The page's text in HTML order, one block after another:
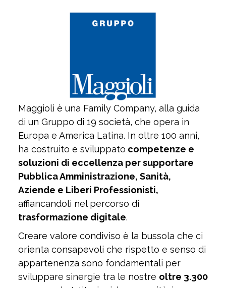
Maggioli è una Family Company, alla guida
di un Gruppo di 19 società, che opera in
Europa e America Latina. In oltre 100 anni,
ha costruito e sviluppato competenze e
soluzioni di eccellenza per supportare
Pubblica Amministrazione, Sanità,
Aziende e Liberi Professionisti,
affiancandoli nel percorso di
trasformazione digitale.
Creare valore condiviso è la bussola che ci
orienta consapevoli che rispetto e senso di
appartenenza sono fondamentali per
sviluppare sinergie tra le nostre oltre 3.300